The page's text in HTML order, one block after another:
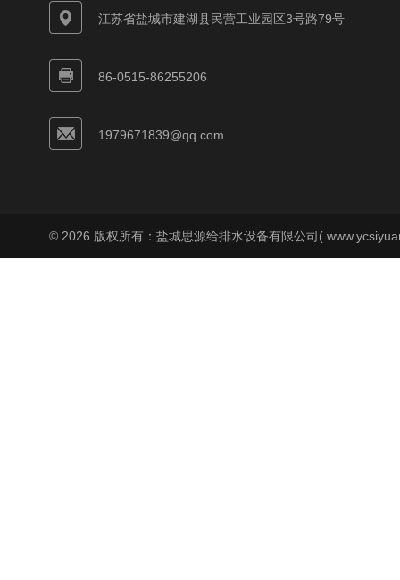
江苏省盐城市建湖县民营工业园区3号路79号
86-0515-86255206
1979671839@qq.com
© 2026 版权所有：盐城思源给排水设备有限公司(